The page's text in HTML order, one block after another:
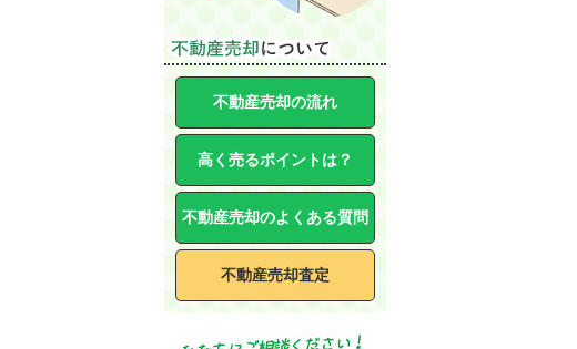
不動産売却の流れ
高く売るポイントは？
不動産売却のよくある質問
不動産売却査定